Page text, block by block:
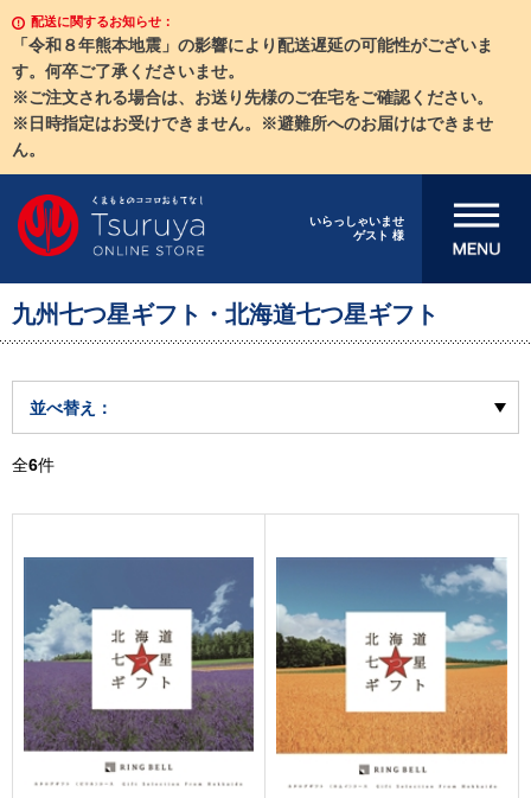
配送に関するお知らせ：
「令和８年熊本地震」の影響により配送遅延の可能性がございま
す。何卒ご了承くださいませ。
※ご注文される場合は、お送り先様のご在宅をご確認ください。
※日時指定はお受けできません。※避難所へのお届けはできませ
ん。
いらっしゃいませ
ゲスト 様
メニューを開
九州七つ星ギフト・北海道七つ星ギフト
並べ替え：
全6件